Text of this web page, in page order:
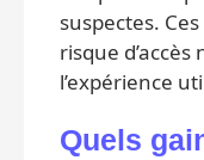
suspectes.
risque
l’expérience
Quels